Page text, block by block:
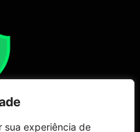
sua experiência de